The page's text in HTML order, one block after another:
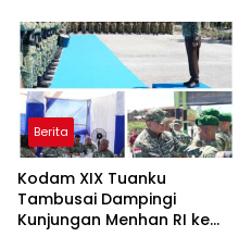
Berita
Kodam XIX Tuanku
Tambusai Dampingi
Kunjungan Menhan RI ke